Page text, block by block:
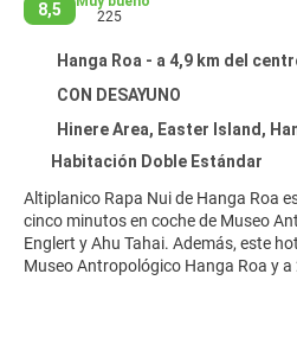
8,5
225
Hanga Roa - a 4,9 km del
CON DESAYUNO
Hinere Area, Easter Island,
Habitación Doble Estándar
Altiplanico Rapa Nui de Hanga Roa
cinco minutos en coche de Museo
Englert y Ahu Tahai. Además, este hotel se encuentra a 2,3 km de
Museo Antropológico Hanga Roa y a
No te pierdas instalaciones